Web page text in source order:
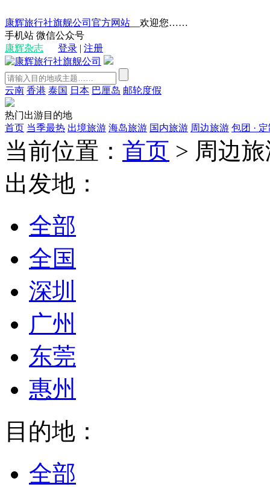
康辉旅行社旗舰公司官方网站 __欢迎您……
手机站 微信公众号
康辉杂志
登录 | 注册
云南 香港 泰国 日本 巴厘岛 邮轮度假
热门出游目的地
首页 当季最热 出境旅游 海岛旅游 国内旅游 周边旅游 包团 ·
当前位置： 首页 > 周边
出发地：
全部
全国
深圳
广州
东莞
惠州
目的地：
全部